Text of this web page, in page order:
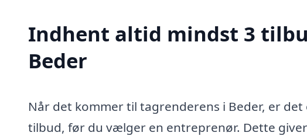
Indhent altid mindst 3
Beder
Når det kommer til tagrenderens i Beder, er
tilbud, før du vælger en entreprenør. Dette